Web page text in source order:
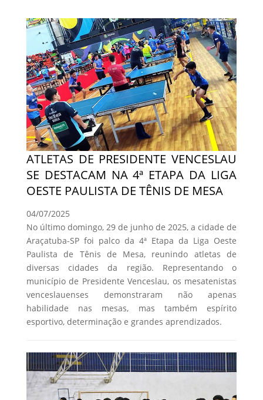
ATLETAS DE PRESIDENTE VENCESLAU
SE DESTACAM NA 4ª ETAPA DA LIGA
OESTE PAULISTA DE TÊNIS DE MESA
04/07/2025
No último domingo, 29 de junho de 2025, a cidade de
Araçatuba-SP foi palco da 4ª Etapa da Liga Oeste
Paulista de Tênis de Mesa, reunindo atletas de
diversas cidades da região. Representando o
município de Presidente Venceslau, os mesatenistas
venceslauenses demonstraram não apenas
habilidade nas mesas, mas também espírito
esportivo, determinação e grandes aprendizados.